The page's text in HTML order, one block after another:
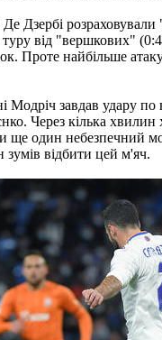
Де Дзербі
від "вершкових"
Проте найбільше
Модріч завдав удару по
Через кілька хвилин
ще один небезпечний
зумів відбити цей м'яч.